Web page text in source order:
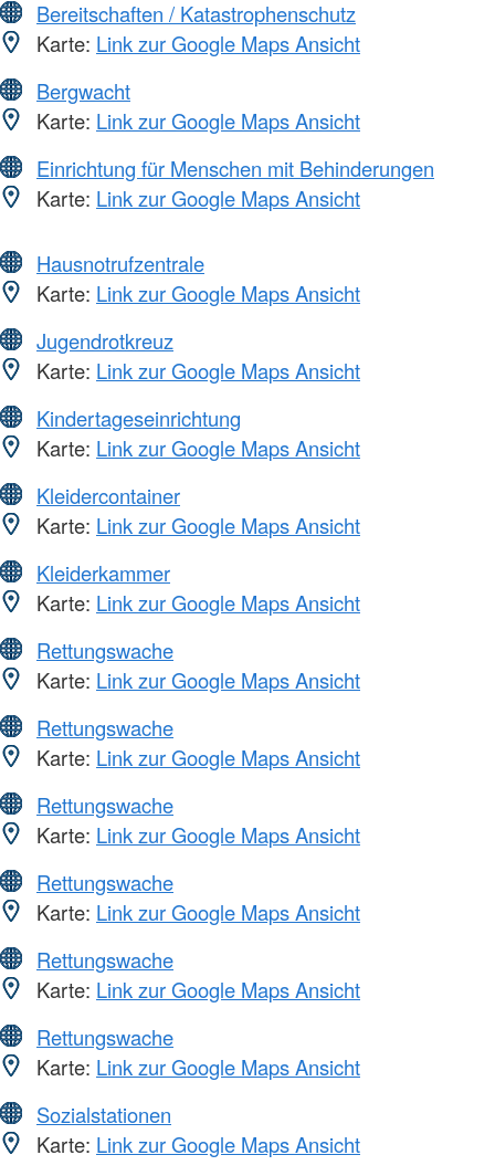
Bereitschaften / Katastrophenschutz
Karte: Link zur Google Maps Ansicht
Bergwacht
Karte: Link zur Google Maps Ansicht
Einrichtung für Menschen mit Behinderungen
Karte: Link zur Google Maps Ansicht
Hausnotrufzentrale
Karte: Link zur Google Maps Ansicht
Jugendrotkreuz
Karte: Link zur Google Maps Ansicht
Kindertageseinrichtung
Karte: Link zur Google Maps Ansicht
Kleidercontainer
Karte: Link zur Google Maps Ansicht
Kleiderkammer
Karte: Link zur Google Maps Ansicht
Rettungswache
Karte: Link zur Google Maps Ansicht
Rettungswache
Karte: Link zur Google Maps Ansicht
Rettungswache
Karte: Link zur Google Maps Ansicht
Rettungswache
Karte: Link zur Google Maps Ansicht
Rettungswache
Karte: Link zur Google Maps Ansicht
Rettungswache
Karte: Link zur Google Maps Ansicht
Sozialstationen
Karte: Link zur Google Maps Ansicht